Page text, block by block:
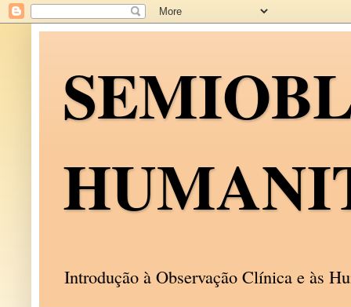
Introdução à Observação Clínica e às